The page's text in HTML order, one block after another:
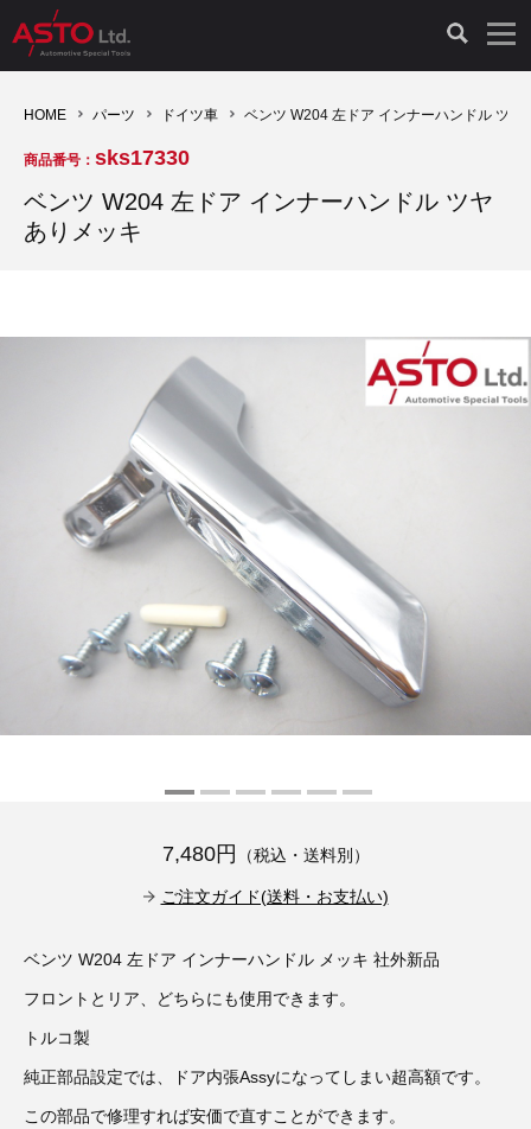
診断機（16）
キープログラマー（4）
オプション品（17）
TPMS（4）
その他（9）
診断テスター（10）
キープログラマー（20）
スモークテスター（4）
安定化電源ユニット（8）
バッテリーテスター（4）
古い車両用診断テスター（10）
バイク用診断テスター（7）
その他（20）
HCB TOOLS（45）
AST TOOLS（51）
ドイツ車（211）
イタリア/フランス車（27）
イギリス車（23）
アメリカ車（15）
スウェーデン車（20）
ホイールロック取り外しツール（6）
オシロスコープ（2）
オシロ関連商品（9）
ドイツ車（427）
イタリア/フランス車（145）
スウェーデン車（45）
日本車（40）
ロシア（8）
ブレーキキャリパーリペアキット（368）
ライト関連（6）
現品修理（77）
リビルト品（58）
コントロールユニット初期化（3）
イモビライザーOFF（1）
その他（6）
オシロスコープ（10）
アクセサリー（13）
HOME パーツ ドイツ車 ベンツ W204 左ドア インナーハンドル ツヤ
商品番号： sks17330
ベンツ W204 左ドア インナーハンドル ツヤ
ありメッキ
7,480円 （税込・送料別）
ご注文ガイド(送料・お支払い)
ベンツ W204 左ドア インナーハンドル メッキ 社外新品
フロントとリア、どちらにも使用できます。
トルコ製
純正部品設定では、ドア内張Assyになってしまい超高額です。
この部品で修理すれば安価で直すことができます。